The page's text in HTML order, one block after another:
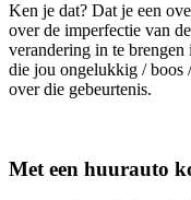
Ken je dat? Dat je een
over de imperfectie van
verandering in te brengen
die jou ongelukkig / boos
over die gebeurtenis.
Met een huurauto